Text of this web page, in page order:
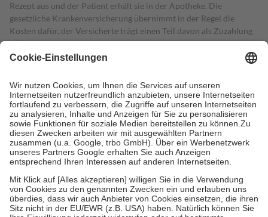
Rezept aus und der Patient erhält sie in der Apotheke. Die
gesetzliche Krankenversicherung übernimmt in der Regel die
Kosten dafür, der Versicherte trägt einen Teil davon als Zuzahlung
mit.
Grundsätzlich leisten Mitglieder Zuzahlungen in Höhe von zehn
höchstens zehn Euro.
Es sind jedoch nie mehr als die tatsächlichen
Kosten der Leistung zu entrichten.
Diese Regeln gelten grundsätzlich auch für Online-Apotheken.
Bei Heilmitteln und häuslicher Krankenpflege beträgt die
Zuzahlung zehn Prozent der Kosten sowie zehn Euro je
Verordnung.
Um das Engagement der Versicherten für ihre eigene Gesundheit zu
stärken und die besondere Stellung der Familie zu unterstützen,
fallenkeine Zuzahlungenan bei:
• Kindern und Jugendlichen bis zum vollendeten 18. Lebensjahr
mit Ausnahme der Fahrkosten